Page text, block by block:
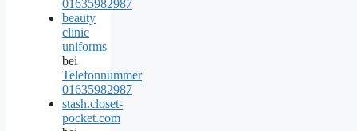
01635982987
beauty
clinic
uniforms
bei
Telefonnummer
01635982987
stash.closet-
pocket.com